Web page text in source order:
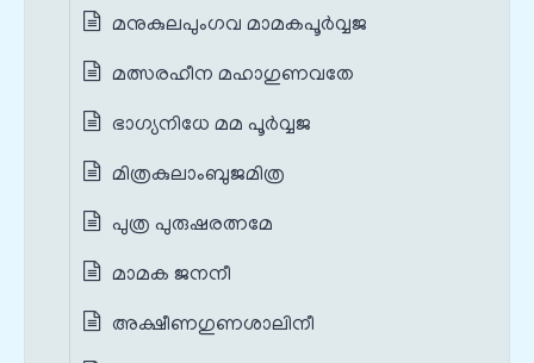
മനുകുലപുംഗവ മാമകപൂർവ്വജ
മത്സരഹീന മഹാഗുണവതേ
ഭാഗ്യനിധേ മമ പൂർവ്വജ
മിത്രകുലാംബുജമിത്ര
പുത്ര പുരുഷരത്നമേ
മാമക ജനനീ
അക്ഷീണഗുണശാലിനീ